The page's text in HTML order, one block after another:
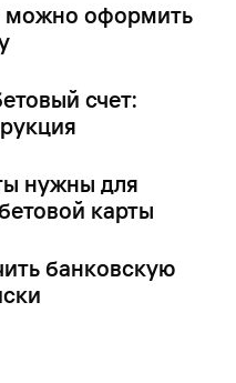
можно оформить
счет:
нужны для
карты
банковскую